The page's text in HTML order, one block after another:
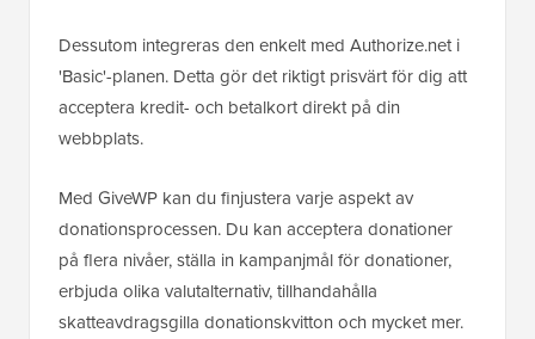
Dessutom integreras den enkelt med Authorize.net i
'Basic'-planen. Detta gör det riktigt prisvärt för dig att
acceptera kredit- och betalkort direkt på din
webbplats.
Med GiveWP kan du finjustera varje aspekt av
donationsprocessen. Du kan acceptera donationer
på flera nivåer, ställa in kampanjmål för donationer,
erbjuda olika valutalternativ, tillhandahålla
skatteavdragsgilla donationskvitton och mycket mer.